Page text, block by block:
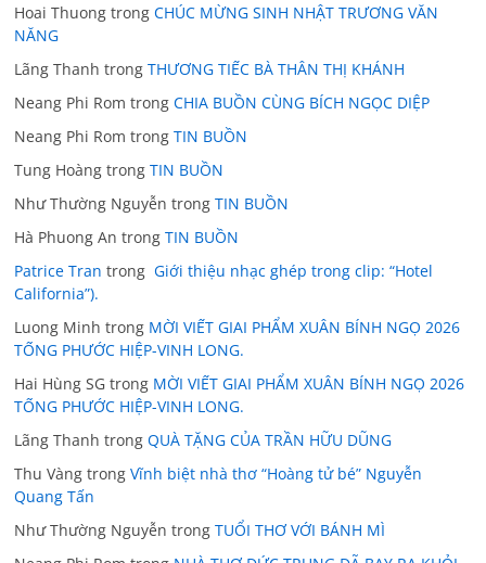
Hoai Thuong trongCHÚC MỪNG SINH NHẬT TRƯƠNG VĂN
NĂNG
Lãng Thanh trongTHƯƠNG TIẾC BÀ THÂN THỊ KHÁNH
Neang Phi Rom trongCHIA BUỒN CÙNG BÍCH NGỌC DIỆP
Neang Phi Rom trongTIN BUỒN
Tung Hoàng trongTIN BUỒN
Như Thường Nguyễn trongTIN BUỒN
Hà Phuong An trongTIN BUỒN
Patrice Tran trong Giới thiệu nhạc ghép trong clip: “Hotel
California”).
Luong Minh trong MỜI VIẾT GIAI PHẨM XUÂN BÍNH NGỌ 2026
TỐNG PHƯỚC HIỆP-VINH LONG.
Hai Hùng SG trong MỜI VIẾT GIAI PHẨM XUÂN BÍNH NGỌ 2026
TỐNG PHƯỚC HIỆP-VINH LONG.
Lãng Thanh trongQUÀ TẶNG CỦA TRẦN HỮU DŨNG
Thu Vàng trongVĩnh biệt nhà thơ “Hoàng tử bé” Nguyễn
Quang Tấn
Như Thường Nguyễn trongTUỔI THƠ VỚI BÁNH MÌ